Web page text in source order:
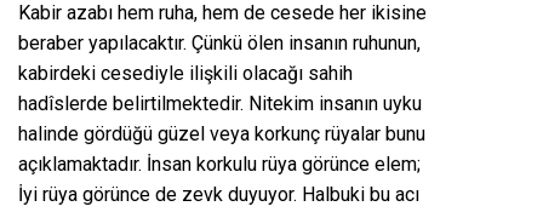
Kabir azabı hem ruha, hem de cesede her ikisine
beraber yapılacaktır. Çünkü ölen insanın ruhunun,
kabirdeki cesediyle ilişkili olacağı sahih
hadîslerde belirtilmektedir. Nitekim insanın uyku
halinde gördüğü güzel veya korkunç rüyalar bunu
açıklamaktadır. İnsan korkulu rüya görünce elem;
İyi rüya görünce de zevk duyuyor. Halbuki bu acı